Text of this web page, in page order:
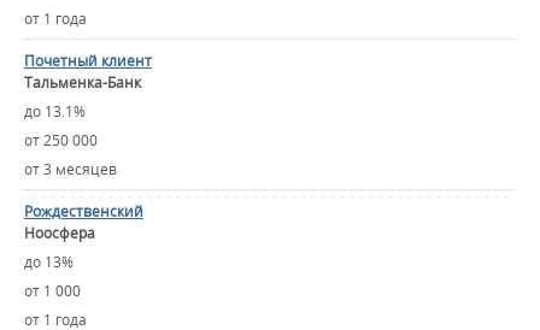
от 1 года
Почетный клиент
Тальменка-Банк
до 13.1%
от 250 000
от 3 месяцев
Рождественский
Ноосфера
до 13%
от 1 000
от 1 года